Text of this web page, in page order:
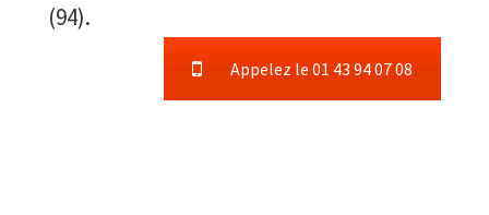
(94).
Appelez le 01 43 94 07 08